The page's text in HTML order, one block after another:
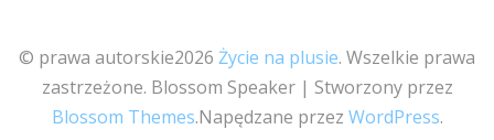
© prawa autorskie2026 Życie na plusie. Wszelkie prawa
zastrzeżone. Blossom Speaker | Stworzony przez
Blossom Themes.Napędzane przez WordPress.